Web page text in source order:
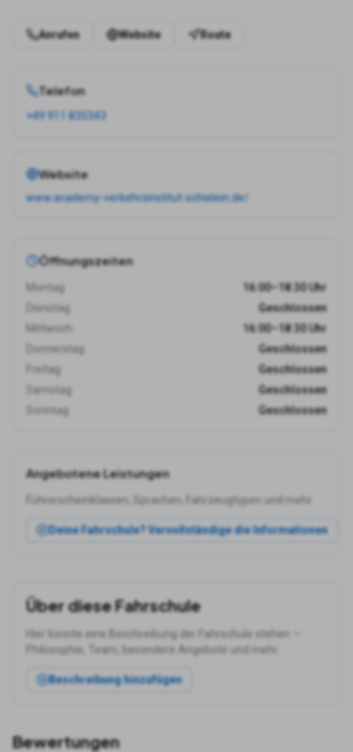
Anrufen Website Route
Telefon
+49 911 835343
Website
www.academy-verkehrsinstitut-schielein.de/
Öffnungszeiten
Montag
16:00–18:30 Uhr
Dienstag
Geschlossen
Mittwoch
16:00–18:30 Uhr
Donnerstag
Geschlossen
Freitag
Geschlossen
Samstag
Geschlossen
Sonntag
Geschlossen
Angebotene Leistungen
Führerscheinklassen, Sprachen, Fahrzeugtypen und mehr.
Deine Fahrschule? Vervollständige die Informationen
Über diese Fahrschule
Hier könnte eine Beschreibung der Fahrschule stehen —
Philosophie, Team, besondere Angebote und mehr.
Beschreibung hinzufügen
Bewertungen